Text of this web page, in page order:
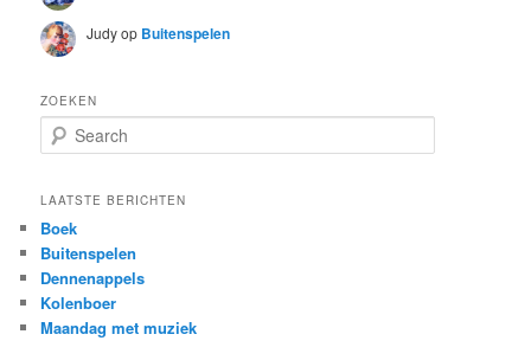
Judyop Buitenspelen
ZOEKEN
e
r
h
LAATSTE BERICHTEN
Boek
Buitenspelen
Dennenappels
Kolenboer
Maandag met muziek